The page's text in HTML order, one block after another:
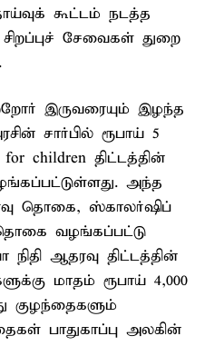
கூட்டம் நடத்த
சேவைகள் துறை
இருவரையும் இழந்த
சார்பில் ரூபாய் 5
children திட்டத்தின்
அந்த
தொகை, ஸ்காலர்ஷிப்
தொகை வழங்கப்பட்டு
நிதி ஆதரவு திட்டத்தின்
மாதம் ரூபாய் 4,000
குழந்தைகளும்
பாதுகாப்பு அலகின்